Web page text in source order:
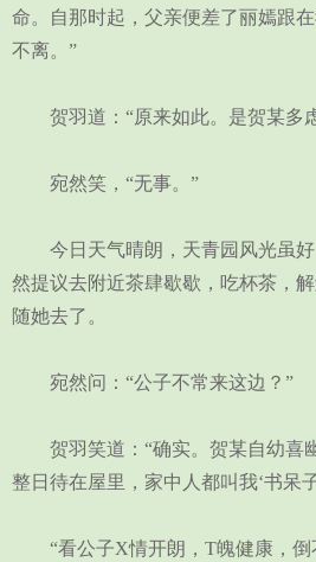
命。自那时起，父亲便差了丽嫣跟
不离。”
贺羽道：“原来如此。是贺某多
宛然笑，“无事。”
今日天气晴朗，天青园风光虽好
然提议去附近茶肆歇歇，吃杯茶，
随她去了。
宛然问：“公子不常来这边？”
贺羽笑道：“确实。贺某自幼喜幽
整日待在屋里，家中人都叫我‘书呆
“看公子X情开朗，T魄健康，倒